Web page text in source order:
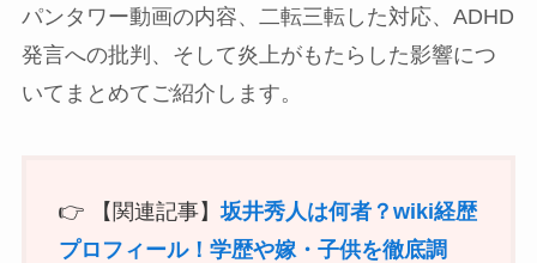
パンタワー動画の内容、二転三転した対応、ADHD
発言への批判、そして炎上がもたらした影響につ
いてまとめてご紹介します。
👉 【関連記事】坂井秀人は何者？wiki経歴
プロフィール！学歴や嫁・子供を徹底調